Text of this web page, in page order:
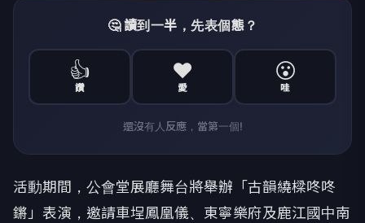
🤔 讀到一半，先表個態？
👍
讚
❤️
愛
😮
哇
還沒有人反應，當第一個!
活動期間，公會堂展廳舞台將舉辦「古韻繞樑咚咚
鏘」表演，邀請車埕鳳凰儀、東寧樂府及鹿江國中南